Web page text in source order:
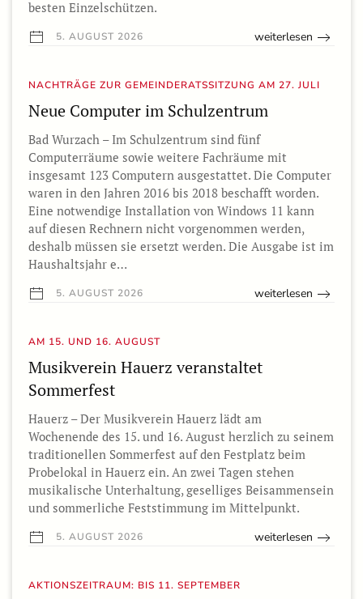
besten Einzelschützen.
5. AUGUST 2026 weiterlesen
NACHTRÄGE ZUR GEMEINDERATSSITZUNG AM 27. JULI
Neue Computer im Schulzentrum
Bad Wurzach – Im Schulzentrum sind fünf
Computerräume sowie weitere Fachräume mit
insgesamt 123 Computern ausgestattet. Die Computer
waren in den Jahren 2016 bis 2018 beschafft worden.
Eine notwendige Installation von Windows 11 kann
auf diesen Rechnern nicht vorgenommen werden,
deshalb müssen sie ersetzt werden. Die Ausgabe ist im
Haushaltsjahr e…
5. AUGUST 2026 weiterlesen
AM 15. UND 16. AUGUST
Musikverein Hauerz veranstaltet
Sommerfest
Hauerz – Der Musikverein Hauerz lädt am
Wochenende des 15. und 16. August herzlich zu seinem
traditionellen Sommerfest auf den Festplatz beim
Probelokal in Hauerz ein. An zwei Tagen stehen
musikalische Unterhaltung, geselliges Beisammensein
und sommerliche Feststimmung im Mittelpunkt.
5. AUGUST 2026 weiterlesen
AKTIONSZEITRAUM: BIS 11. SEPTEMBER